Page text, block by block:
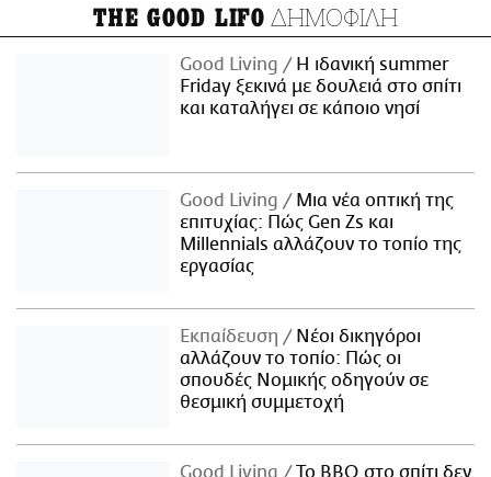
THE GOOD LIFO ΔΗΜΟΦΙΛΗ
Good Living
Η ιδανική summer
Friday ξεκινά με δουλειά στο σπίτι
και καταλήγει σε κάποιο νησί
Good Living
Μια νέα οπτική της
επιτυχίας: Πώς Gen Zs και
Millennials αλλάζουν το τοπίο της
εργασίας
Εκπαίδευση
Νέοι δικηγόροι
αλλάζουν το τοπίο: Πώς οι
σπουδές Νομικής οδηγούν σε
θεσμική συμμετοχή
Good Living
Το BBQ στο σπίτι δεν